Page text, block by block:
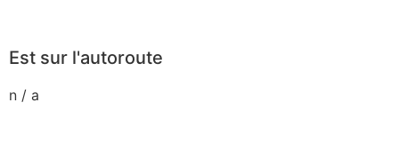
Est sur l'autoroute
n / a